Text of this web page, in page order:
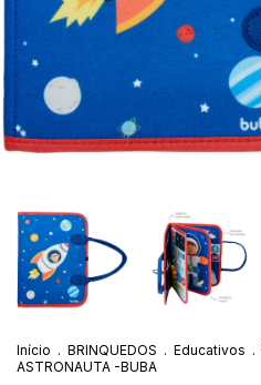
Início . BRINQUEDOS . Educativos .
ASTRONAUTA -BUBA